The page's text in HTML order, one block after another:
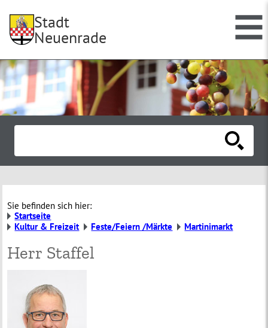
Stadt
Neuenrade
Sie befinden sich hier:
Startseite
Kultur & Freizeit
Feste/Feiern /Märkte Martinimarkt
Herr Staffel